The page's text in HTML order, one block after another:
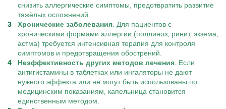
снизить аллергические симптомы, предотвратить развитие
тяжёлых осложнений.
Хронические заболевания . Для пациентов с
хроническими формами аллергии (поллиноз, ринит, экзема,
астма) требуется интенсивная терапия для контроля
симптомов и предотвращения обострений.
Неэффективность других методов лечения . Если
антигистамины в таблетках или ингаляторы не дают
нужного эффекта или не могут быть использованы по
медицинским показаниям, капельница становится
единственным методом.